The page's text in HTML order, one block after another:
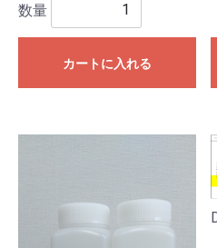
数量
カートに入れる